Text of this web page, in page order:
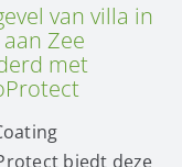
van villa in
Zee
met
biedt deze